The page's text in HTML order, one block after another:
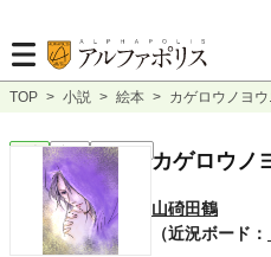
TOP > 小説 > 絵本 > カゲロウノヨウ
完結 ｼｮｰﾄｼｮｰﾄ カゲロウノ
山碕田鶴
（近況ボード：